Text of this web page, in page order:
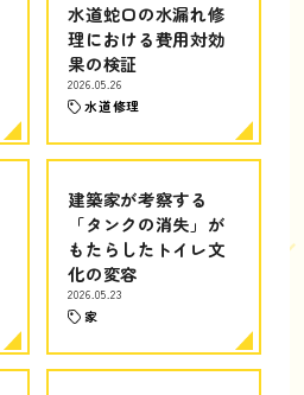
水道蛇口の水漏れ修
理における費用対効
果の検証
2026.05.26
水道修理
建築家が考察する
「タンクの消失」が
もたらしたトイレ文
化の変容
2026.05.23
家